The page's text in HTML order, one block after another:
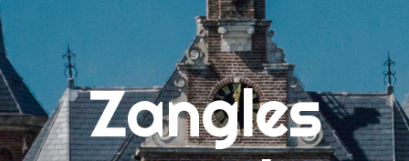
Zangles
Binnenkijken bij Zangles Sneek
Lees wat de leerlingen van Zangles Sneek vinden
Over Zangles Sneek, de Leukste Zangschool van Friesland!
Tarieven en algemene voorwaarden
Vocal Blogs – Inspiratie, Tips & Tricks
Wanneer kan ik beginnen?